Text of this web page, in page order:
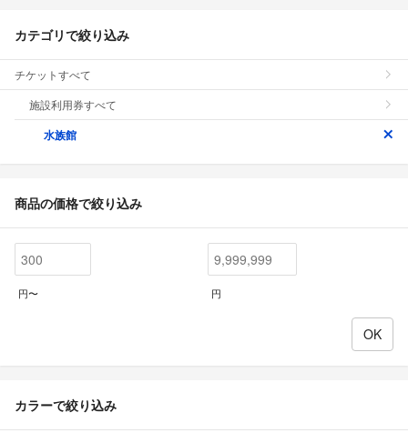
カテゴリで絞り込み
チケットすべて
施設利用券すべて
水族館
商品の価格で絞り込み
円〜 円
カラーで絞り込み